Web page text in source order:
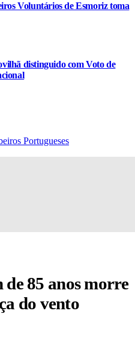
Voluntários de Esmoriz toma
distinguido com Voto de
85 anos morre
do vento